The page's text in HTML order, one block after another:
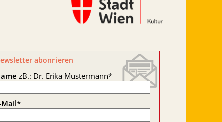
abonnieren
zB.: Dr. Erika Mustermann*
Mail*